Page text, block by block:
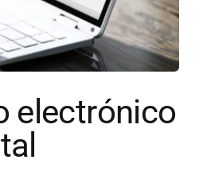
electrónico